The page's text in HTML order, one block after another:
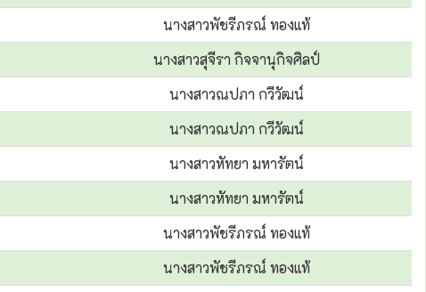
นางสาวพัชรีภรณ์ ทองแท้
นางสาวสุจีรา กิจจานุกิจศิลป์
นางสาวณปภา กวีวัฒน์
นางสาวณปภา กวีวัฒน์
นางสาวหัทยา มหารัตน์
นางสาวหัทยา มหารัตน์
นางสาวพัชรีภรณ์ ทองแท้
นางสาวพัชรีภรณ์ ทองแท้